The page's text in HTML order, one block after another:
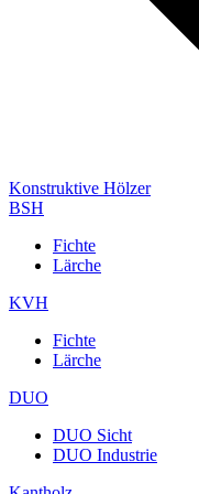
Konstruktive Hölzer
BSH
Fichte
Lärche
KVH
Fichte
Lärche
DUO
DUO Sicht
DUO Industrie